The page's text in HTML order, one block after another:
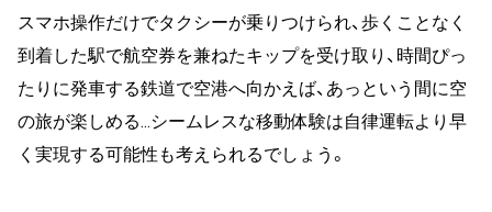
スマホ操作だけでタクシーが乗りつけられ、歩くことなく
到着した駅で航空券を兼ねたキップを受け取り、時間ぴっ
たりに発車する鉄道で空港へ向かえば、あっという間に空
の旅が楽しめる…シームレスな移動体験は自律運転より早
く実現する可能性も考えられるでしょう。